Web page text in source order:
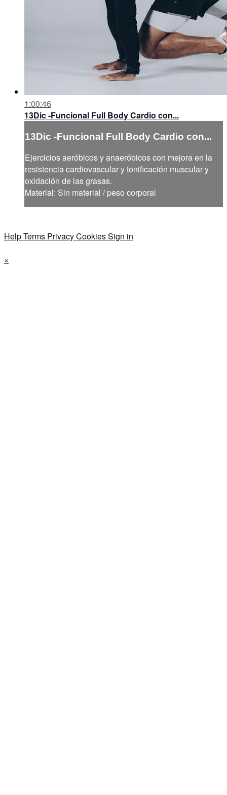
1:00:46
13Dic -Funcional Full Body Cardio con...
13Dic -Funcional Full Body Cardio con...
Ejercicios aeróbicos y anaeróbicos con mejora en la
resistencia cardiovascular y tonificación muscular y
oxidación de las grasas.
Material: Sin material / peso corporal
HelpTerms PrivacyCookiesSign in
×